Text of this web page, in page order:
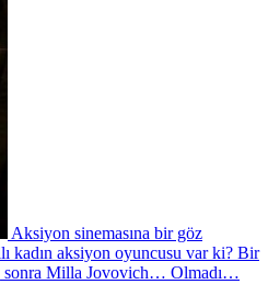
Aksiyon sinemasına bir göz
kadın aksiyon oyuncusu var ki? Bir
sonra Milla Jovovich… Olmadı…